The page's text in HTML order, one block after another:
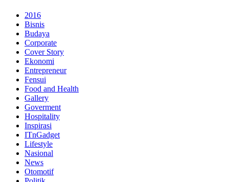
2016
Bisnis
Budaya
Corporate
Cover Story
Ekonomi
Entrepreneur
Fensui
Food and Health
Gallery
Goverment
Hospitality
Inspirasi
ITnGadget
Lifestyle
Nasional
News
Otomotif